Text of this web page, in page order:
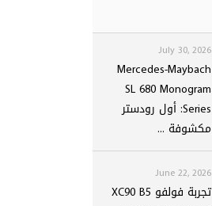
July 30, 2026
Mercedes-Maybach
SL 680 Monogram
Series: أول رودستر
مكشوفة ...
June 22, 2026
تجربة فولفو XC90 B5